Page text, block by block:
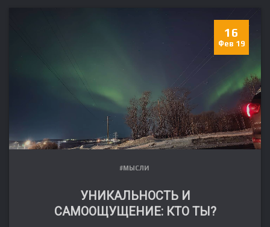
16
Фев 19
#МЫСЛИ
УНИКАЛЬНОСТЬ И
САМООЩУЩЕНИЕ: КТО ТЫ?